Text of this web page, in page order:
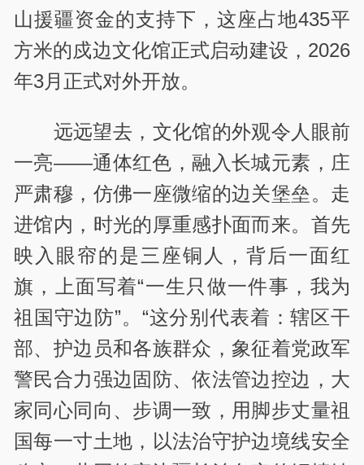
山援疆资金的支持下，这座占地435平
方米的戍边文化馆正式启动建设，2026
年3月正式对外开放。
远远望去，文化馆的外观令人眼前
一亮——通体红色，融入长城元素，庄
严肃穆，仿佛一座微缩的边关堡垒。走
进馆内，时光的厚重感扑面而来。首先
映入眼帘的是三座铜人，背后一面红
旗，上面写着“一生只做一件事，我为
祖国守边防”。“这分别代表着：辖区干
部、护边员和各族群众，象征着党政军
警民合力强边固防、依法管边控边，大
家同心同向、步调一致，用脚步丈量祖
国每一寸土地，以法治守护边境线安全